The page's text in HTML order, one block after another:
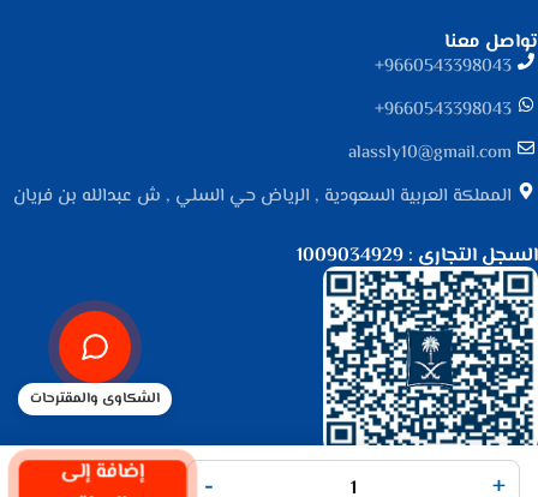
تواصل معنا
9660543398043⁩+
9660543398043⁩+
alassly10@gmail.com
المملكة العربية السعودية , الرياض حي السلي , ش عبدالله بن فريان
السجل التجاري : 1009034929
جميع الحقوق محفوظة لـمتجر الأصلي© 2025.
+
-
إضافة إلى
الشكاوى والمقترحات